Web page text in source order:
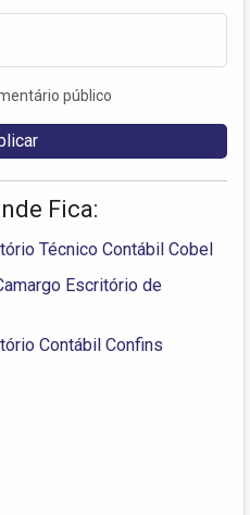
público
Fica:
Técnico Contábil Cobel
Escritório de
Contábil Confins